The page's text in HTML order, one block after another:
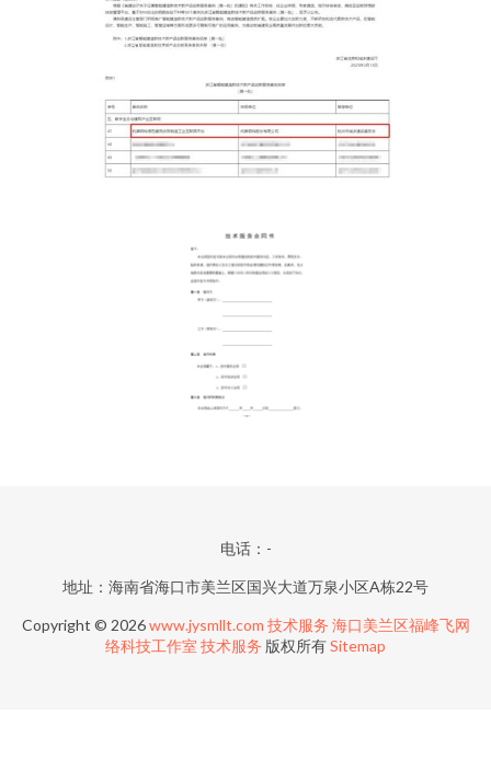
电话：-
地址：海南省海口市美兰区国兴大道万泉小区A栋22号
Copyright © 2026www.jysmllt.com 技术服务 海口美兰区福峰飞网
络科技工作室 技术服务 版权所有Sitemap